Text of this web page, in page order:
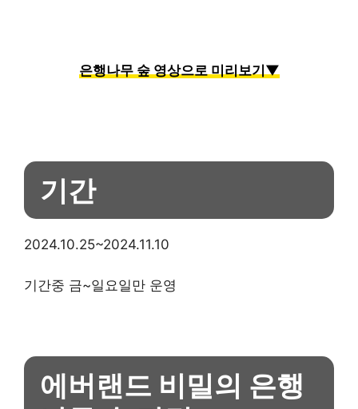
은행나무 숲 영상으로 미리보기▼
기간
2024.10.25~2024.11.10
기간중 금~일요일만 운영
에버랜드 비밀의 은행